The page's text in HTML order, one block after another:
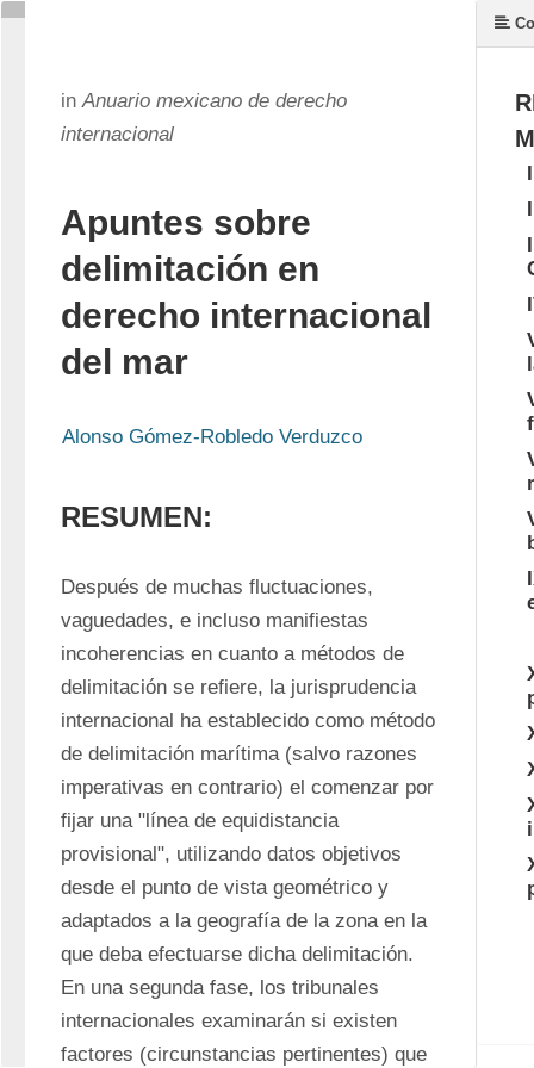
inAnuario mexicano de derecho
internacional
Apuntes sobre
delimitación en
derecho internacional
del mar
Alonso Gómez-Robledo Verduzco
RESUMEN:
Después de muchas fluctuaciones,
vaguedades, e incluso manifiestas
incoherencias en cuanto a métodos de
delimitación se refiere, la jurisprudencia
internacional ha establecido como método
de delimitación marítima (salvo razones
imperativas en contrario) el comenzar por
fijar una "línea de equidistancia
provisional", utilizando datos objetivos
desde el punto de vista geométrico y
adaptados a la geografía de la zona en la
que deba efectuarse dicha delimitación.
En una segunda fase, los tribunales
internacionales examinarán si existen
factores (circunstancias pertinentes) que